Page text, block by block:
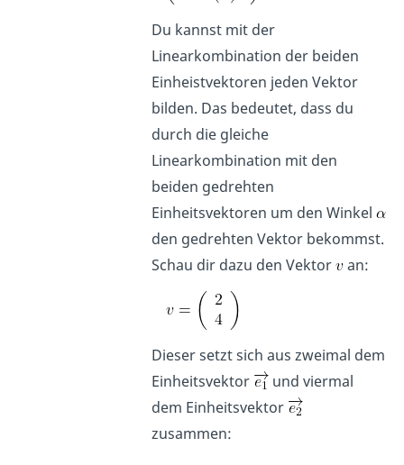
Du kannst mit der
Linearkombination der beiden
Einheistvektoren jeden Vektor
bilden. Das bedeutet, dass du
durch die gleiche
Linearkombination mit den
beiden gedrehten
Einheitsvektoren um den Winkel
den gedrehten Vektor bekommst.
Schau dir dazu den Vektor an:
Dieser setzt sich aus zweimal dem
Einheitsvektor
und viermal
dem Einheitsvektor
zusammen: